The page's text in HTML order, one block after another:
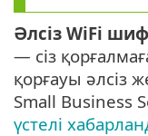
Әлсіз WiFi
— сіз
қорғауы әлсіз
Small Business
үстелі